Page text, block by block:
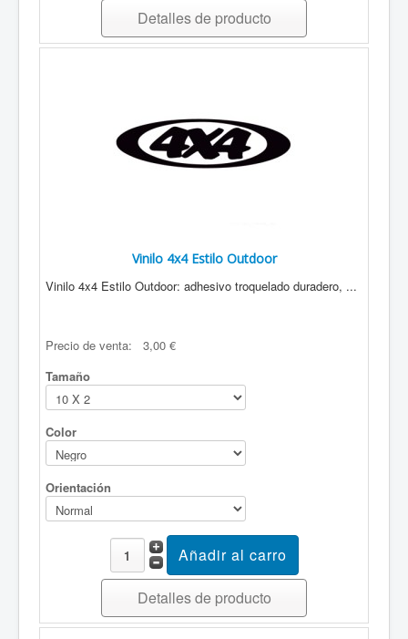
Detalles de producto
Vinilo 4x4 Estilo Outdoor
Vinilo 4x4 Estilo Outdoor: adhesivo troquelado duradero, ...
Precio de venta:
3,00 €
Tamaño
Color
Orientación
Detalles de producto